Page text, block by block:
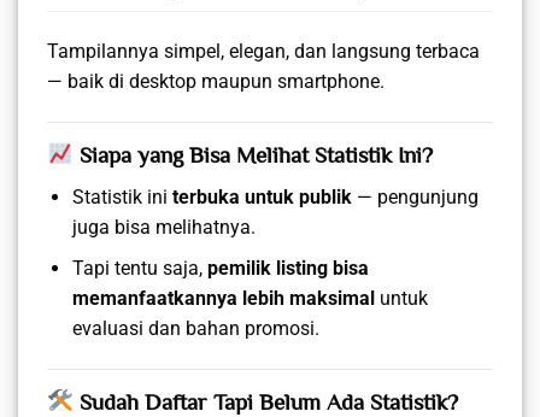
Tampilannya simpel, elegan, dan langsung terbaca
— baik di desktop maupun smartphone.
Siapa yang Bisa Melihat Statistik Ini?
Statistik ini terbuka untuk publik— pengunjung
juga bisa melihatnya.
Tapi tentu saja, pemilik listing bisa
memanfaatkannya lebih maksimal untuk
evaluasi dan bahan promosi.
Sudah Daftar Tapi Belum Ada Statistik?